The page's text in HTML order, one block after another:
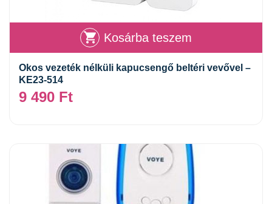
Kosárba teszem
Okos vezeték nélküli kapucsengő beltéri vevővel –
KE23-514
9 490 Ft